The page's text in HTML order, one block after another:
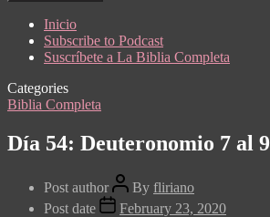
Inicio
Subscribe to Podcast
Suscríbete a La Biblia Completa
Categories
Biblia Completa
Día 54: Deuteronomio 7 al 9
Post author By fliriano
Post date
February 23, 2020